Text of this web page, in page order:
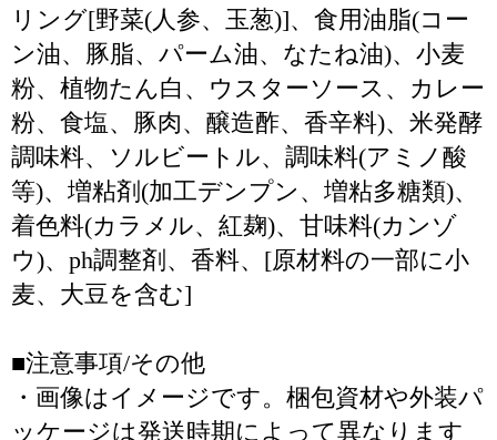
リング[野菜(人参、玉葱)]、食用油脂(コー
ン油、豚脂、パーム油、なたね油)、小麦
粉、植物たん白、ウスターソース、カレー
粉、食塩、豚肉、醸造酢、香辛料)、米発酵
調味料、ソルビートル、調味料(アミノ酸
等)、増粘剤(加工デンプン、増粘多糖類)、
着色料(カラメル、紅麹)、甘味料(カンゾ
ウ)、ph調整剤、香料、[原材料の一部に小
麦、大豆を含む]
■注意事項/その他
・画像はイメージです。梱包資材や外装パ
ッケージは発送時期によって異なります